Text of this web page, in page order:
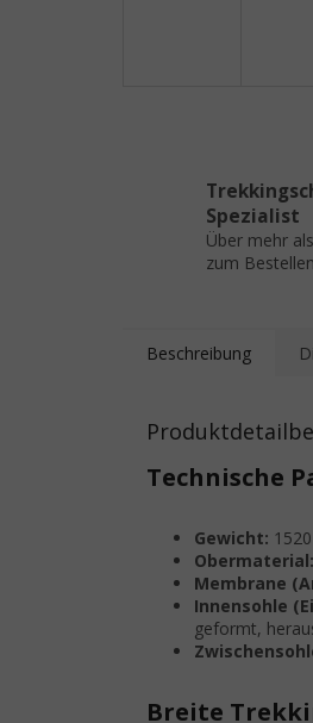
Spezialist
Über mehr
zum Bestellen
Beschreibung
Technische
Gewicht:
Obermaterial:
Membrane
Innensohle
geformt,
Breite